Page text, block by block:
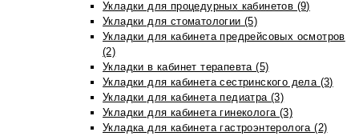
Укладки для процедурных кабинетов (9)
Укладки для стоматологии (5)
Укладки для кабинета предрейсовых осмотров
(2)
Укладки в кабинет терапевта (5)
Укладки для кабинета сестринского дела (3)
Укладки для кабинета педиатра (3)
Укладки для кабинета гинеколога (3)
Укладка для кабинета гастроэнтеролога (2)